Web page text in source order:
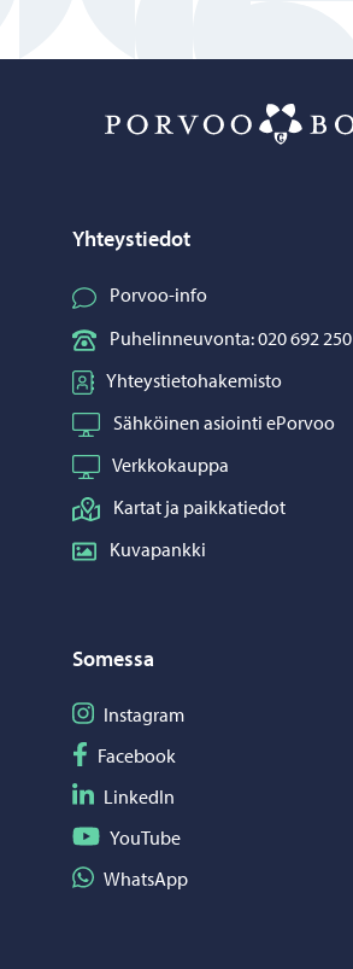
Yhteystiedot
Porvoo-info
Puhelinneuvonta: 020 692 250
Yhteystietohakemisto
Sähköinen asiointi ePorvoo
Verkkokauppa
Kartat ja paikkatiedot
Kuvapankki
Somessa
Seuraa Instagram
Instagram
Seuraa Facebook
Facebook
Seuraa LinkedIn
LinkedIn
Seuraa YouTube
YouTube
Jaa WhatsApp
WhatsApp